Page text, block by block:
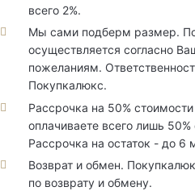
всего 2%.
Мы сами подберм размер.
осуществляется согласно
пожеланиям.
Покупкалюкс.
Рассрочка на 50%
оплачиваете всего лишь
Рассрочка на остаток - до 6
Возврат и обмен.
по возврату и обмену.